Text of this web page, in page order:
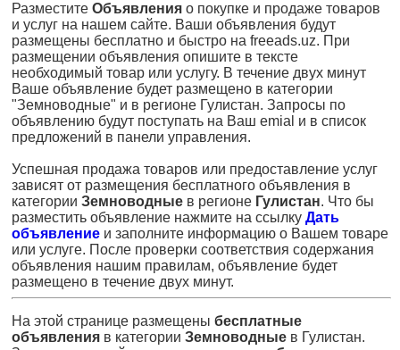
Разместите Объявления о покупке и продаже товаров
и услуг на нашем сайте. Ваши объявления будут
размещены бесплатно и быстро на freeads.uz. При
размещении объявления опишите в тексте
необходимый товар или услугу. В течение двух минут
Ваше объявление будет размещено в категории
"Земноводные" и в регионе Гулистан. Запросы по
объявлению будут поступать на Ваш emial и в список
предложений в панели управления.
Успешная продажа товаров или предоставление услуг
зависят от размещения бесплатного объявления в
категории Земноводные в регионе Гулистан. Что бы
разместить объявление нажмите на ссылку Дать
объявление и заполните информацию о Вашем товаре
или услуге. После проверки соответствия содержания
объявления нашим правилам, объявление будет
размещено в течение двух минут.
На этой странице размещены бесплатные
объявления в категории Земноводные в Гулистан.